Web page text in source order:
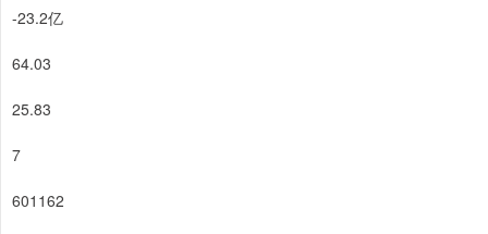
-23.2亿
64.03
25.83
7
601162